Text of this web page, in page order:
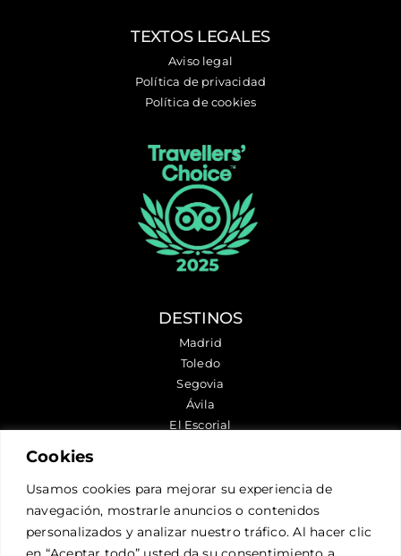
Cookies
Usamos cookies para mejorar su experiencia de
navegación, mostrarle anuncios o contenidos
personalizados y analizar nuestro tráfico. Al hacer clic
TEXTOS LEGALES
Aviso legal
Política de privacidad
Política de cookies
DESTINOS
Madrid
Toledo
Segovia
Ávila
El Escorial
SÍGUENOS